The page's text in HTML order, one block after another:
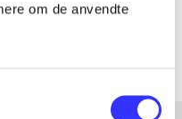
om de anvendte